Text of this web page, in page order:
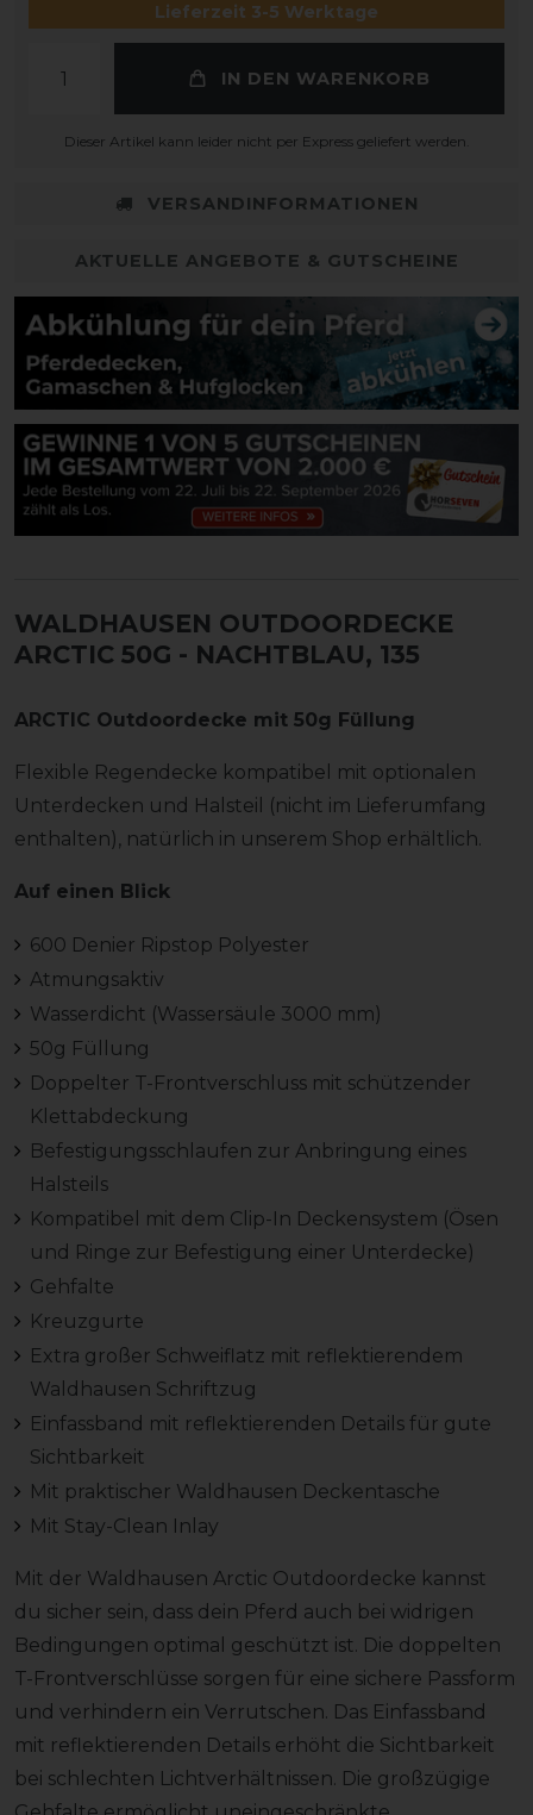
Lieferzeit 3-5 Werktage
IN DEN WARENKORB
Dieser Artikel kann leider nicht per Express geliefert werden.
VERSANDINFORMATIONEN
AKTUELLE ANGEBOTE & GUTSCHEINE
WALDHAUSEN OUTDOORDECKE
ARCTIC 50G - NACHTBLAU, 135
ARCTIC Outdoordecke mit 50g Füllung
Flexible Regendecke kompatibel mit optionalen
Unterdecken und Halsteil (nicht im Lieferumfang
enthalten), natürlich in unserem Shop erhältlich.
Auf einen Blick
600 Denier Ripstop Polyester
Atmungsaktiv
Wasserdicht (Wassersäule 3000 mm)
50g Füllung
Doppelter T-Frontverschluss mit schützender
Klettabdeckung
Befestigungsschlaufen zur Anbringung eines
Halsteils
Kompatibel mit dem Clip-In Deckensystem (Ösen
und Ringe zur Befestigung einer Unterdecke)
Gehfalte
Kreuzgurte
Extra großer Schweiflatz mit reflektierendem
Waldhausen Schriftzug
Einfassband mit reflektierenden Details für gute
Sichtbarkeit
Mit praktischer Waldhausen Deckentasche
Mit Stay-Clean Inlay
Mit der Waldhausen Arctic Outdoordecke kannst
du sicher sein, dass dein Pferd auch bei widrigen
Bedingungen optimal geschützt ist. Die doppelten
T-Frontverschlüsse sorgen für eine sichere Passform
und verhindern ein Verrutschen. Das Einfassband
mit reflektierenden Details erhöht die Sichtbarkeit
bei schlechten Lichtverhältnissen. Die großzügige